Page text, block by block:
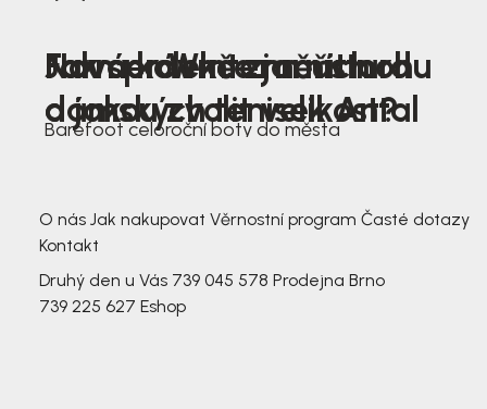
Nová kolekce jarních
dámských tenisek Antal
Jak správně změřit nohu
a jakou zvolit velikost?
Farmer Winter mustard
Barefoot celoroční boty do města
O nás Jak nakupovat Věrnostní program Časté dotazy
Kontakt
Druhý den u Vás 739 045 578 Prodejna Brno
739 225 627 Eshop